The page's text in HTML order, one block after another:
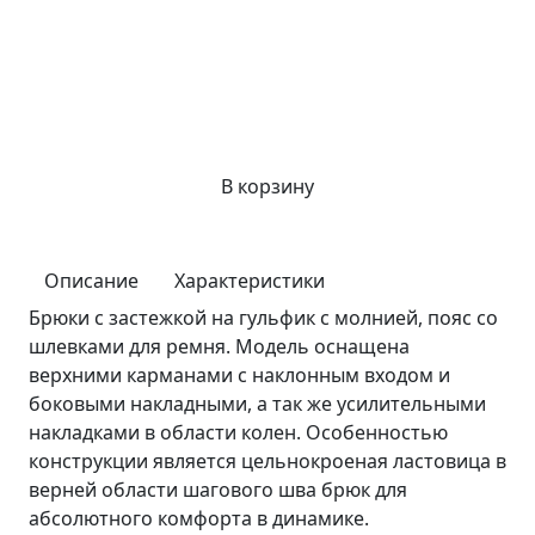
В корзину
Описание
Характеристики
Брюки с застежкой на гульфик с молнией, пояс со
шлевками для ремня. Модель оснащена
верхними карманами с наклонным входом и
боковыми накладными, а так же усилительными
накладками в области колен. Особенностью
конструкции является цельнокроеная ластовица в
верней области шагового шва брюк для
абсолютного комфорта в динамике.